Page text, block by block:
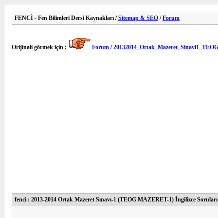
FENCİ - Fen Bilimleri Dersi Kaynakları /Sitemap & SEO /Forum
Orijinali görmek için : Forum /
fenci : 2013-2014 Ortak Mazeret Sınavı-1 (TEOG MAZERET-1) İngilizce Soruları